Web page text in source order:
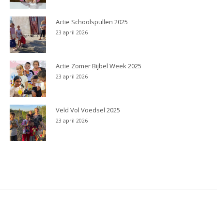
Actie Schoolspullen 2025
23 april 2026
Actie Zomer Bijbel Week 2025
23 april 2026
Veld Vol Voedsel 2025
23 april 2026